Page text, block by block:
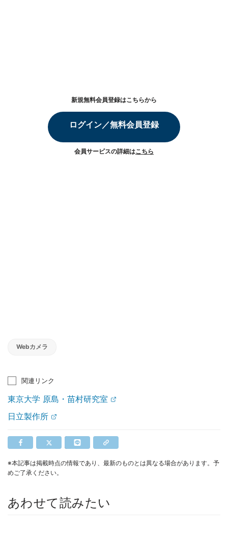
新規無料会員登録はこちらから
ログイン／無料会員登録
会員サービスの詳細はこちら
Webカメラ
関連リンク
東京大学 原島・苗村研究室
日立製作所
※本記事は掲載時点の情報であり、最新のものとは異なる場合があります。予
めご了承ください。
あわせて読みたい